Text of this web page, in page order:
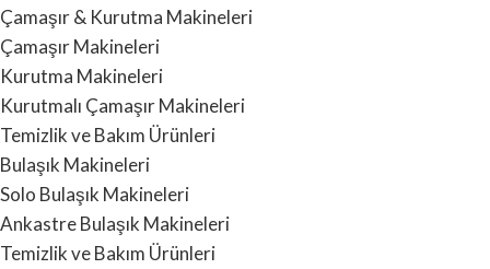
Çamaşır & Kurutma Makineleri
Çamaşır Makineleri
Kurutma Makineleri
Kurutmalı Çamaşır Makineleri
Temizlik ve Bakım Ürünleri
Bulaşık Makineleri
Solo Bulaşık Makineleri
Ankastre Bulaşık Makineleri
Temizlik ve Bakım Ürünleri